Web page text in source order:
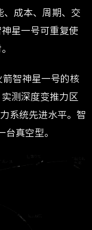
、成本、周期、交
星一号可重复使
箭智神星一号的核
测深度变推力区
系统先进水平。智
真空型。